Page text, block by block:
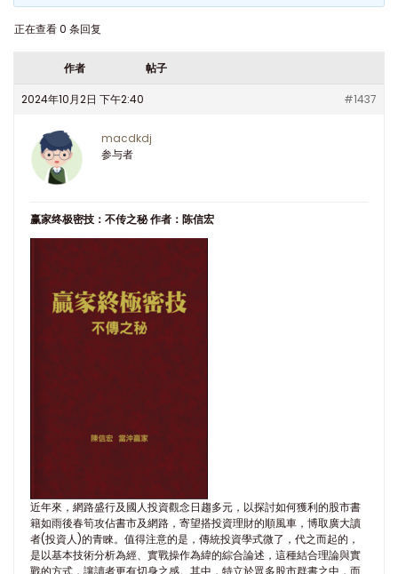
正在查看 0 条回复
作者 帖子
2024年10月2日 下午2:40 #1437
macdkdj
参与者
赢家终极密技：不传之秘 作者：陈信宏
近年來，網路盛行及國人投資觀念日趨多元，以探討如何獲利的股市書
籍如雨後春筍攻佔書市及網路，寄望搭投資理財的順風車，博取廣大讀
者(投資人)的青睞。值得注意的是，傳統投資學式微了，代之而起的，
是以基本技術分析為經、實戰操作為緯的綜合論述，這種結合理論與實
戰的方式，讓讀者更有切身之感。其中，特立於眾多股市群書之中，而